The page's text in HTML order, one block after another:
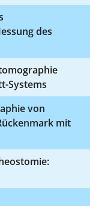
des
Systems
von
mit